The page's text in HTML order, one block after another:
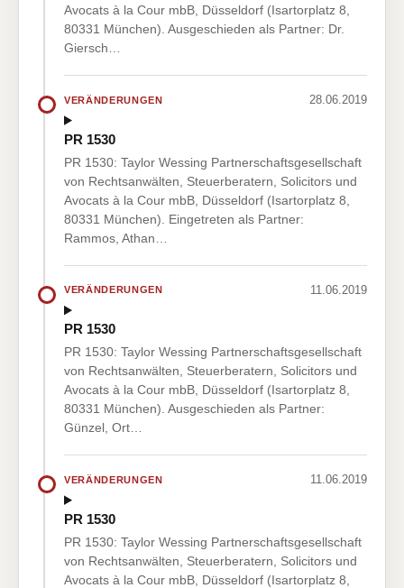
Avocats à la Cour mbB, Düsseldorf (Isartorplatz 8,
80331 München). Ausgeschieden als Partner: Dr.
Giersch…
VERÄNDERUNGEN 28.06.2019
PR 1530
PR 1530: Taylor Wessing Partnerschaftsgesellschaft
von Rechtsanwälten, Steuerberatern, Solicitors und
Avocats à la Cour mbB, Düsseldorf (Isartorplatz 8,
80331 München). Eingetreten als Partner:
Rammos, Athan…
VERÄNDERUNGEN 11.06.2019
PR 1530
PR 1530: Taylor Wessing Partnerschaftsgesellschaft
von Rechtsanwälten, Steuerberatern, Solicitors und
Avocats à la Cour mbB, Düsseldorf (Isartorplatz 8,
80331 München). Ausgeschieden als Partner:
Günzel, Ort…
VERÄNDERUNGEN 11.06.2019
PR 1530
PR 1530: Taylor Wessing Partnerschaftsgesellschaft
von Rechtsanwälten, Steuerberatern, Solicitors und
Avocats à la Cour mbB, Düsseldorf (Isartorplatz 8,